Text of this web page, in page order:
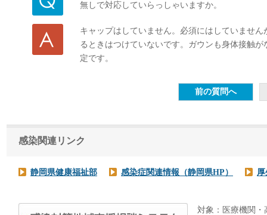
無しで対応していらっしゃいますか。
キャップはしていません。必須にはしていませ
るときはつけていないです。ガウンも身体接触
定です。
感染関連リンク
静岡県健康福祉部 感染症関連情報（静岡県HP）
対象：医療機関・